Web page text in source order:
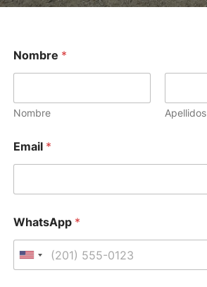
Nombre *
Nombre Apellidos
Email *
WhatsApp *
United States +1